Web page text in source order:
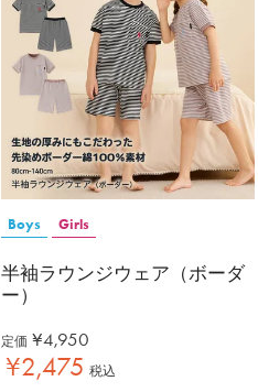
Boys Girls
半袖ラウンジウェア（ボーダ
ー）
定価 ¥4,950
¥2,475 税込